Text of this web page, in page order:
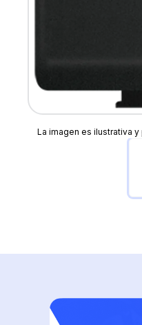
La imagen es ilustrativa